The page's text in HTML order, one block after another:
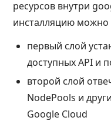
ресурсов внутри
инсталляцию можно
первый слой
доступных API и
второй слой
NodePools и
Google Cloud